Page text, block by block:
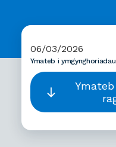
06/03/2026
Ymateb i ymgynghoriadau